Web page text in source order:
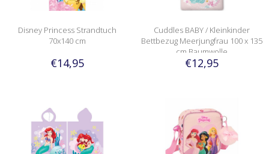
Disney Princess Strandtuch
70x140 cm
€14,95
Cuddles BABY / Kleinkinder
Bettbezug Meerjungfrau 100 x 135
cm Baumwolle
€12,95